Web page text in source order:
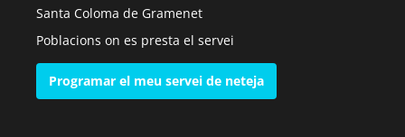
Santa Coloma de Gramenet
Poblacions on es presta el servei
Programar el meu servei de neteja